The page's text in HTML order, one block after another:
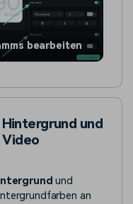
bearbeiten
und
Video
und
an